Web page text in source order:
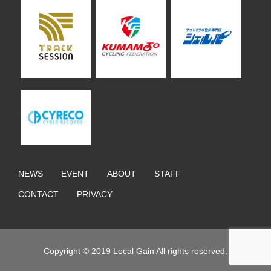
NEWS EVENT ABOUT STAFF
CONTACT PRIVACY
Copyright © 2019 Local Gain All rights reserved.